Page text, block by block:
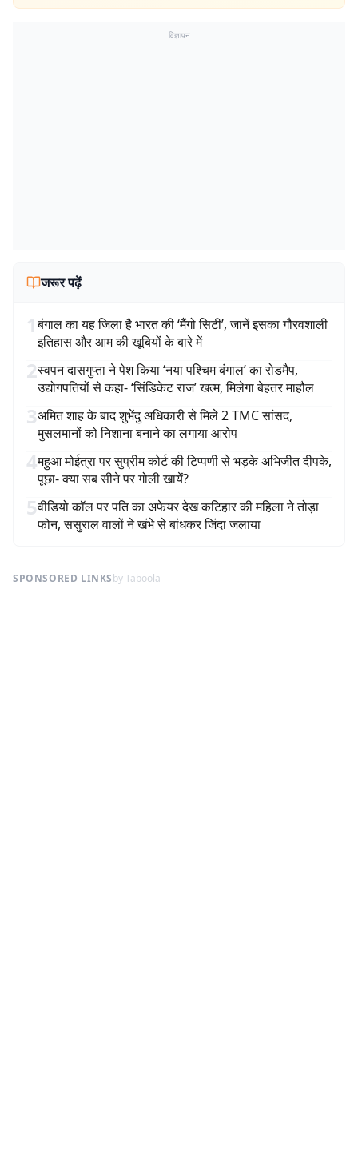
विज्ञापन
जरूर पढ़ें
1बंगाल का यह जिला है भारत की ‘मैंगो सिटी’, जानें इसका गौरवशाली
इतिहास और आम की खूबियों के बारे में
2स्वपन दासगुप्ता ने पेश किया ‘नया पश्चिम बंगाल’ का रोडमैप,
उद्योगपतियों से कहा- ‘सिंडिकेट राज’ खत्म, मिलेगा बेहतर माहौल
3अमित शाह के बाद शुभेंदु अधिकारी से मिले 2 TMC सांसद,
मुसलमानों को निशाना बनाने का लगाया आरोप
4महुआ मोईत्रा पर सुप्रीम कोर्ट की टिप्पणी से भड़के अभिजीत दीपके,
पूछा- क्या सब सीने पर गोली खायें?
5वीडियो कॉल पर पति का अफेयर देख कटिहार की महिला ने तोड़ा
फोन, ससुराल वालों ने खंभे से बांधकर जिंदा जलाया
SPONSORED LINKSby Taboola